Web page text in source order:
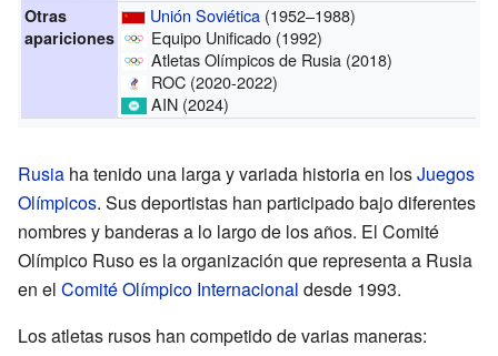
Otras
apariciones
Unión Soviética (1952–1988)
Equipo Unificado (1992)
Atletas Olímpicos de Rusia (2018)
ROC (2020-2022)
AIN (2024)
Rusia ha tenido una larga y variada historia en losJuegos
Olímpicos. Sus deportistas han participado bajo diferentes
nombres y banderas a lo largo de los años. El Comité
Olímpico Ruso es la organización que representa a Rusia
en el Comité Olímpico Internacional desde 1993.
Los atletas rusos han competido de varias maneras: